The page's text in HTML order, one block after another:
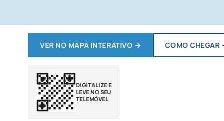
VER NO MAPA INTERATIVO → COMO CHEGAR
DIGITALIZE E
LEVE NO SEU
TELEMÓVEL